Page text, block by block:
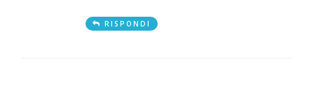
RISPONDI